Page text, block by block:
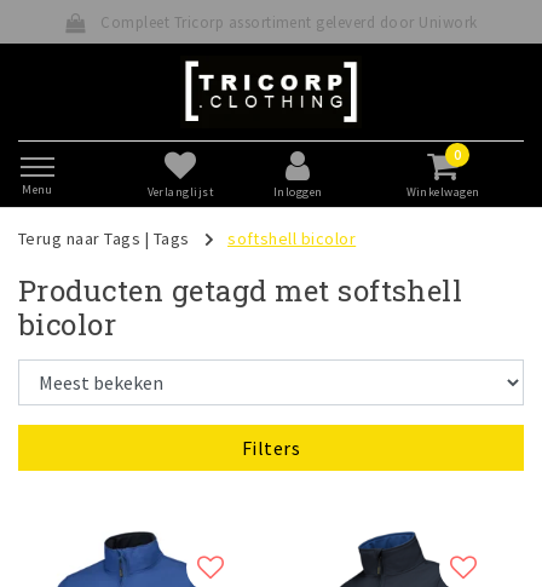
Compleet Tricorp assortiment geleverd door Uniwork
Menu Verlanglijst Inloggen
0
Winkelwagen
Terug naar Tags | Tags softshell bicolor
Producten getagd met softshell
bicolor
Filters